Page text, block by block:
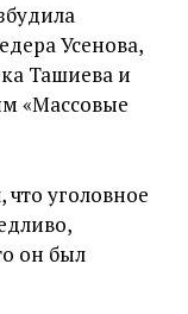
Усенова,
Ташиева и
«Массовые
уголовное
он был